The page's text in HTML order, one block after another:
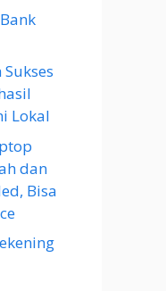
Lokal
dan
Bisa